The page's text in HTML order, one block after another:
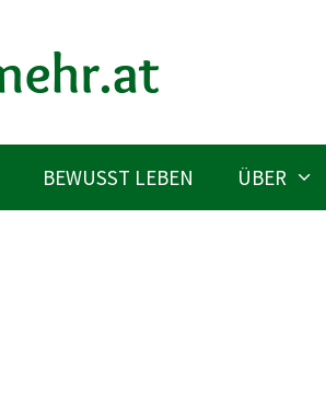
BEWUSST LEBEN ÜBER